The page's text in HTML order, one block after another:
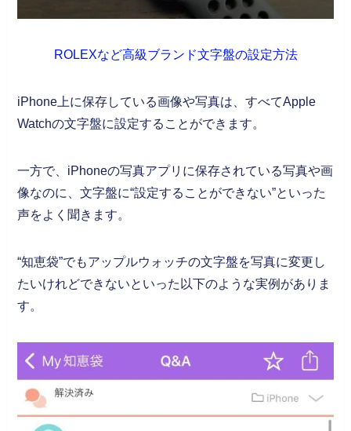
ROLEXなど高級ブランド文字盤の設定方法
iPhone上に保存している画像や写真は、すべてApple
Watchの文字盤に設定することができます。
一方で、iPhoneの写真アプリに保存されている写真や画
像なのに、文字盤に“設定することができない”といった
声をよく聞きます。
“知恵袋”でもアップルウォッチの文字盤を写真に変更し
たいけれどできないといった以下のような実例がありま
す。